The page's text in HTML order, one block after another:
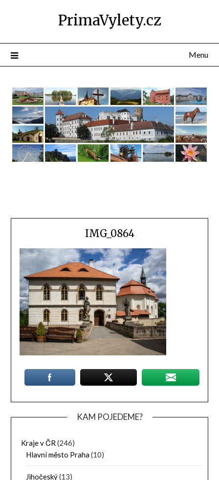
PrimaVylety.cz
Menu
IMG_0864
KAM POJEDEME?
Kraje v ČR (246)
Hlavní město Praha(10)
Jihočeský(13)